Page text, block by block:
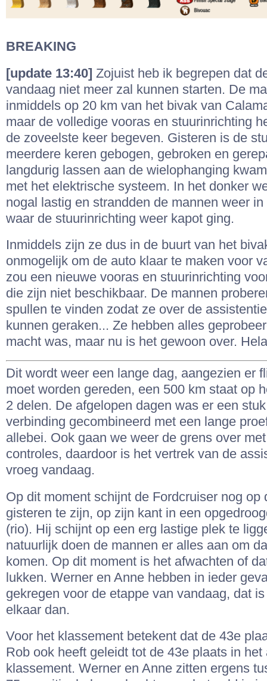
BREAKING
[update 13:40] Zojuist heb ik begrepen dat
vandaag niet meer zal kunnen starten. De
inmiddels op 20 km van het bivak van
maar de volledige vooras en stuurinrichting
de zoveelste keer begeven. Gisteren is de
meerdere keren gebogen, gebroken en
langdurig lassen aan de wielophanging
met het elektrische systeem. In het donker
nogal lastig en strandden de mannen weer
waar de stuurinrichting weer kapot ging.
Inmiddels zijn ze dus in de buurt van het
onmogelijk om de auto klaar te maken voor
zou een nieuwe vooras en stuurinrichting
die zijn niet beschikbaar. De mannen
spullen te vinden zodat ze over de
kunnen geraken... Ze hebben alles
macht was, maar nu is het gewoon over.
Dit wordt weer een lange dag, aangezien er
moet worden gereden, een 500 km staat op
2 delen. De afgelopen dagen was er een
verbinding gecombineerd met een lange
allebei. Ook gaan we weer de grens over
controles, daardoor is het vertrek van de
vroeg vandaag.
Op dit moment schijnt de Fordcruiser nog op
gisteren te zijn, op zijn kant in een
(rio). Hij schijnt op een erg lastige plek te
natuurlijk doen de mannen er alles aan om
komen. Op dit moment is het afwachten of
lukken. Werner en Anne hebben in ieder
gekregen voor de etappe van vandaag, dat
elkaar dan.
Voor het klassement betekent dat de 43e
Rob ook heeft geleidt tot de 43e plaats in het
klassement. Werner en Anne zitten ergens